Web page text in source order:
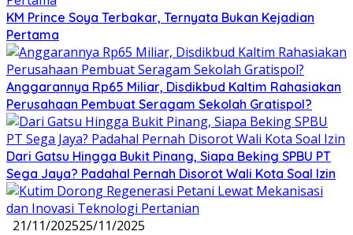
KM Prince Soya Terbakar, Ternyata Bukan Kejadian
Pertama
Anggarannya Rp65 Miliar, Disdikbud Kaltim Rahasiakan
Perusahaan Pembuat Seragam Sekolah Gratispol?
Dari Gatsu Hingga Bukit Pinang, Siapa Beking SPBU PT
Sega Jaya? Padahal Pernah Disorot Wali Kota Soal Izin
21/11/202525/11/2025